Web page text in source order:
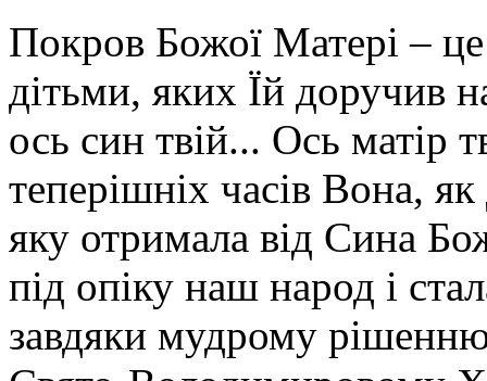
Покров Божої Матері –
дітьми, яких Їй доручив
ось син твій... Ось
теперішніх часів Вона,
яку отримала від Сина
під опіку наш народ і
завдяки мудрому